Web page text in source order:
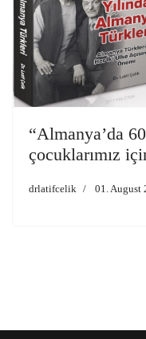
“Almanya’da
çocuklarımız
drlatifcelik 01. August